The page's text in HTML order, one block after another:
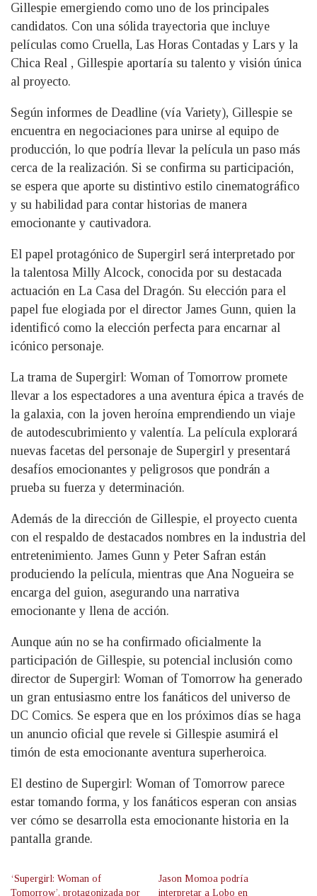
Gillespie emergiendo como uno de los principales
candidatos. Con una sólida trayectoria que incluye
películas como Cruella, Las Horas Contadas y Lars y la
Chica Real , Gillespie aportaría su talento y visión única
al proyecto.
Según informes de Deadline (vía Variety), Gillespie se
encuentra en negociaciones para unirse al equipo de
producción, lo que podría llevar la película un paso más
cerca de la realización. Si se confirma su participación,
se espera que aporte su distintivo estilo cinematográfico
y su habilidad para contar historias de manera
emocionante y cautivadora.
El papel protagónico de Supergirl será interpretado por
la talentosa Milly Alcock, conocida por su destacada
actuación en La Casa del Dragón. Su elección para el
papel fue elogiada por el director James Gunn, quien la
identificó como la elección perfecta para encarnar al
icónico personaje.
La trama de Supergirl: Woman of Tomorrow promete
llevar a los espectadores a una aventura épica a través de
la galaxia, con la joven heroína emprendiendo un viaje
de autodescubrimiento y valentía. La película explorará
nuevas facetas del personaje de Supergirl y presentará
desafíos emocionantes y peligrosos que pondrán a
prueba su fuerza y determinación.
Además de la dirección de Gillespie, el proyecto cuenta
con el respaldo de destacados nombres en la industria del
entretenimiento. James Gunn y Peter Safran están
produciendo la película, mientras que Ana Nogueira se
encarga del guion, asegurando una narrativa
emocionante y llena de acción.
Aunque aún no se ha confirmado oficialmente la
participación de Gillespie, su potencial inclusión como
director de Supergirl: Woman of Tomorrow ha generado
un gran entusiasmo entre los fanáticos del universo de
DC Comics. Se espera que en los próximos días se haga
un anuncio oficial que revele si Gillespie asumirá el
timón de esta emocionante aventura superheroica.
El destino de Supergirl: Woman of Tomorrow parece
estar tomando forma, y los fanáticos esperan con ansias
ver cómo se desarrolla esta emocionante historia en la
pantalla grande.
‘Supergirl: Woman of
Tomorrow’, protagonizada por
Jason Momoa podría
interpretar a Lobo en